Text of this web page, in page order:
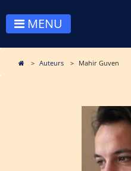
MENU
Auteurs Mahir Guven